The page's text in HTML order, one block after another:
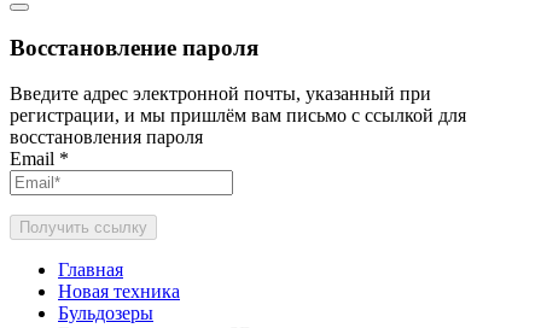
Восстановление пароля
Введите адрес электронной почты, указанный при
регистрации, и мы пришлём вам письмо с ссылкой для
восстановления пароля
Email *
Получить ссылку
Главная
Новая техника
Бульдозеры